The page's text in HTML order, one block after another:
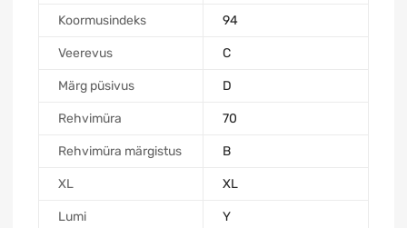
Koormusindeks 94
Veerevus C
Märg püsivus D
Rehvimüra 70
Rehvimüra märgistus B
XL XL
Lumi Y